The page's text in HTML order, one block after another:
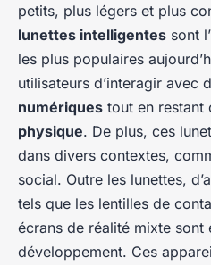
petits, plus légers et plus
lunettes intelligentes sont
les plus populaires
utilisateurs d’interagir avec
numériques tout en restant
physique. De plus, ces
dans divers contextes,
social. Outre les lunettes,
tels que les lentilles de
écrans de réalité mixte sont
développement. Ces